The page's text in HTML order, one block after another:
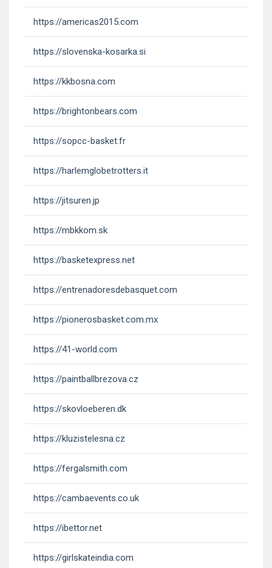
https://americas2015.com
https://slovenska-kosarka.si
https://kkbosna.com
https://brightonbears.com
https://sopcc-basket.fr
https://harlemglobetrotters.it
https://jitsuren.jp
https://mbkkom.sk
https://basketexpress.net
https://entrenadoresdebasquet.com
https://pionerosbasket.com.mx
https://41-world.com
https://paintballbrezova.cz
https://skovloeberen.dk
https://kluzistelesna.cz
https://fergalsmith.com
https://cambaevents.co.uk
https://ibettor.net
https://girlskateindia.com